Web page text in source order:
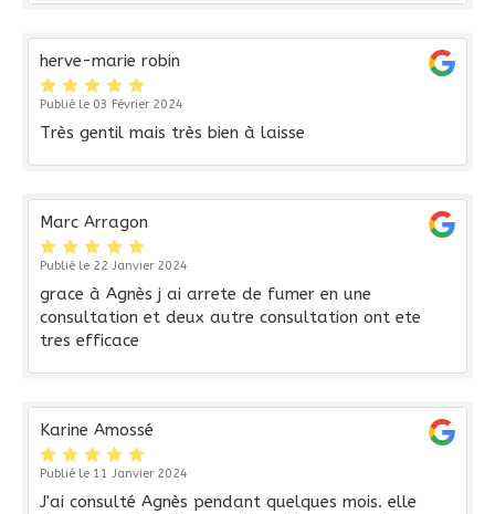
herve-marie robin
Publié le 03 Février 2024
Très gentil mais très bien à laisse
Marc Arragon
Publié le 22 Janvier 2024
grace à Agnès j ai arrete de fumer en une
consultation et deux autre consultation ont ete
tres efficace
Karine Amossé
Publié le 11 Janvier 2024
J'ai consulté Agnès pendant quelques mois. elle